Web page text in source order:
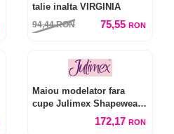
talie inalta VIRGINIA
94,44RON 75,55 RON
Maiou modelator fara
cupe Julimex Shapewear
172,17 RON